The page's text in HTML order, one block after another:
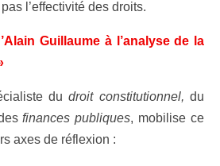
l’effectivité des droits.
Guillaume à l’analyse de la
dudroit constitutionnel, du
finances publiques, mobilise ce
axes de réflexion :